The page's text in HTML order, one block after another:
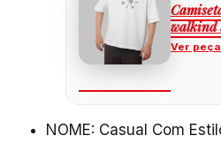
NOME: Casual Com